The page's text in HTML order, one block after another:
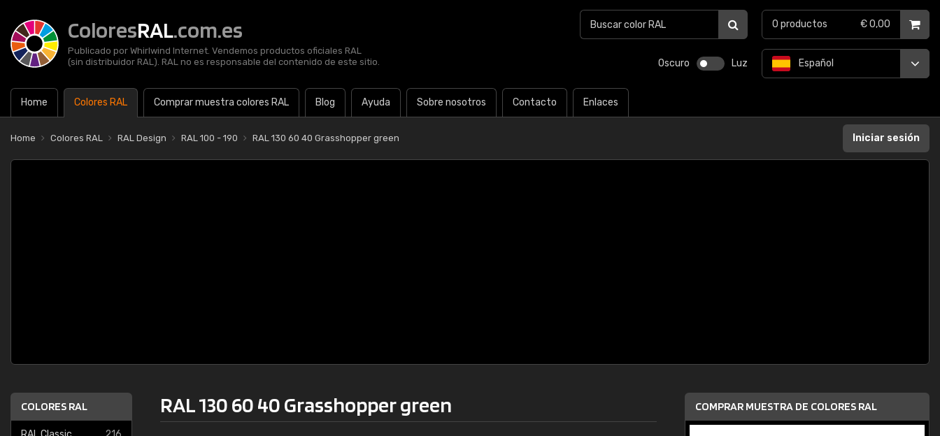
ColoresRAL.com.es
Publicado por Whirlwind Internet. Vendemos productos oficiales RAL
(sin distribuidor RAL). RAL no es responsable del contenido de este sitio.
Oscuro Luz
Home Colores RAL Comprar muestra colores RAL Blog Ayuda Sobre nosotros Contacto Enlaces
Español
0 productos € 0,00
Home Colores RAL RAL Design RAL 100 - 190 RAL 130 60 40 Grasshopper green Iniciar sesión
COLORES RAL RAL 130 60 40 Grasshopper green COMPRAR MUESTRA DE COLORES RAL